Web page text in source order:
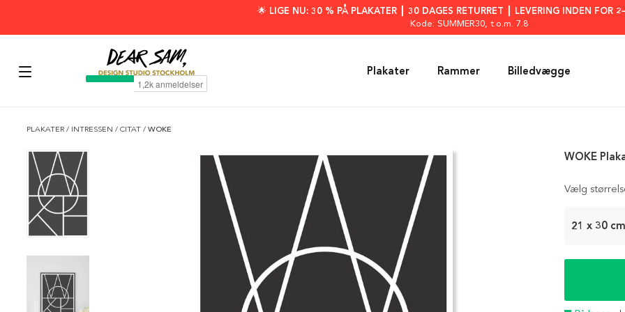
🌟 LIGE NU: 30 % PÅ PLAKATER ┃ 30 DAGES RETURRET ┃ LEVERING INDEN FOR
Kode: SUMMER30, t.o.m. 7.8
Plakater Rammer Billedvægge
PLAKATER / INTRESSEN / CITAT / WOKE
Vælg
21 x 30 cm
WOKE